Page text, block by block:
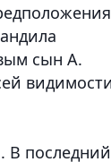
сын А.
В последний